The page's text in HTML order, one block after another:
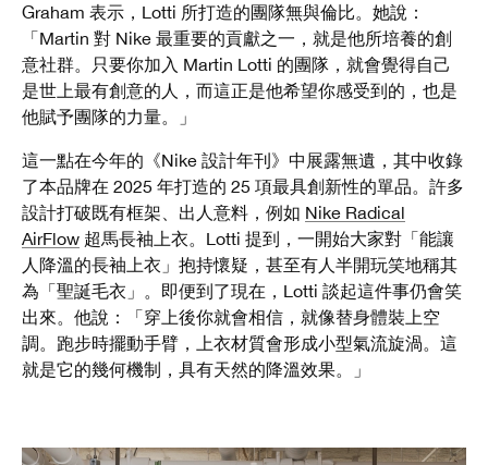
Graham 表示，Lotti 所打造的團隊無與倫比。她說：
「Martin 對 Nike 最重要的貢獻之一，就是他所培養的創
意社群。只要你加入 Martin Lotti 的團隊，就會覺得自己
是世上最有創意的人，而這正是他希望你感受到的，也是
他賦予團隊的力量。」
這一點在今年的《Nike 設計年刊》中展露無遺，其中收錄
了本品牌在 2025 年打造的 25 項最具創新性的單品。許多
設計打破既有框架、出人意料，例如 Nike Radical
AirFlow 超馬長袖上衣。Lotti 提到，一開始大家對「能讓
人降溫的長袖上衣」抱持懷疑，甚至有人半開玩笑地稱其
為「聖誕毛衣」。即便到了現在，Lotti 談起這件事仍會笑
出來。他說：「穿上後你就會相信，就像替身體裝上空
調。跑步時擺動手臂，上衣材質會形成小型氣流旋渦。這
就是它的幾何機制，具有天然的降溫效果。」